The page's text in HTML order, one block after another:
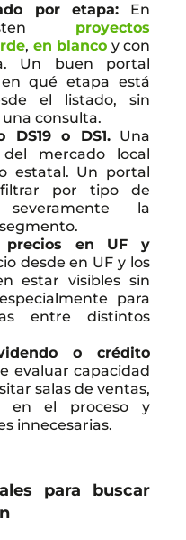
por etapa: En
proyectos
, en blanco y con
Un buen portal
qué etapa está
el listado, sin
consulta.
o DS1.Una
mercado local
estatal. Un portal
por tipo de
la
precios en UF y
desde en UF y los
estar visibles sin
para
entre distintos
o crédito
evaluar capacidad
salas de ventas,
en el proceso y
innecesarias.
para buscar